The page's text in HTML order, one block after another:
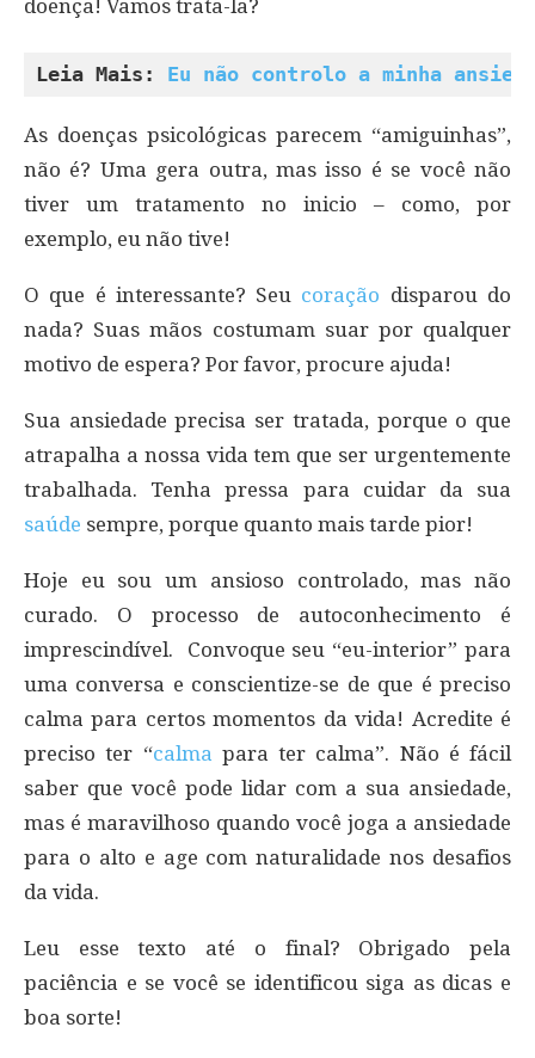
doença! Vamos trata-la?
Leia Mais: Eu não controlo a minha
As doenças psicológicas parecem “amiguinhas”,
não é? Uma gera outra, mas isso é se você não
tiver um tratamento no inicio – como, por
exemplo, eu não tive!
O que é interessante? Seu coração disparou do
nada? Suas mãos costumam suar por qualquer
motivo de espera? Por favor, procure ajuda!
Sua ansiedade precisa ser tratada, porque o que
atrapalha a nossa vida tem que ser urgentemente
trabalhada. Tenha pressa para cuidar da sua
saúde sempre, porque quanto mais tarde pior!
Hoje eu sou um ansioso controlado, mas não
curado. O processo de autoconhecimento é
imprescindível. Convoque seu “eu-interior” para
uma conversa e conscientize-se de que é preciso
calma para certos momentos da vida! Acredite é
preciso ter “calma para ter calma”. Não é fácil
saber que você pode lidar com a sua ansiedade,
mas é maravilhoso quando você joga a ansiedade
para o alto e age com naturalidade nos desafios
da vida.
Leu esse texto até o final? Obrigado pela
paciência e se você se identificou siga as dicas e
boa sorte!